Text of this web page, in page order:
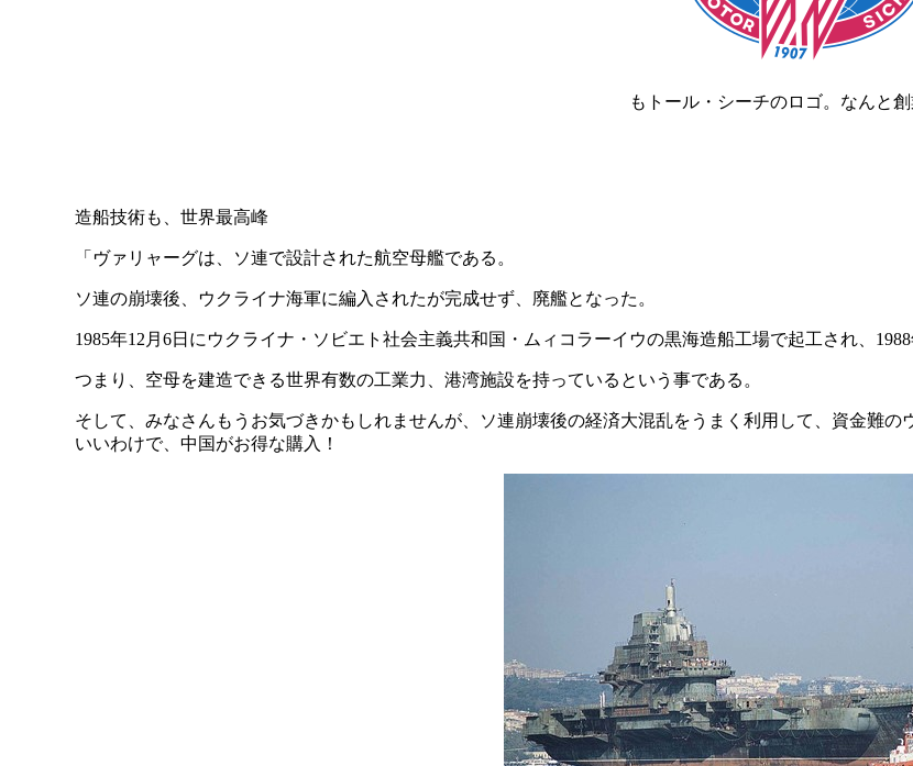
もトール・シーチのロゴ。なんと創
造船技術も、世界最高峰
「ヴァリャーグは、ソ連で設計された航空母艦である。
ソ連の崩壊後、ウクライナ海軍に編入されたが完成せず、廃艦となった。
1985年12月6日にウクライナ・ソビエト社会主義共和国・ムィコラーイウの黒海造船工場で起工され、1988
つまり、空母を建造できる世界有数の工業力、港湾施設を持っているという事である。
そして、みなさんもうお気づきかもしれませんが、ソ連崩壊後の経済大混乱をうまく利用して、資金難の
いいわけで、中国がお得な購入！